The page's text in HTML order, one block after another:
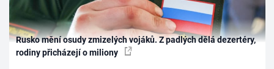
Rusko mění osudy zmizelých vojáků. Z padlých dělá dezertéry,
rodiny přicházejí o miliony